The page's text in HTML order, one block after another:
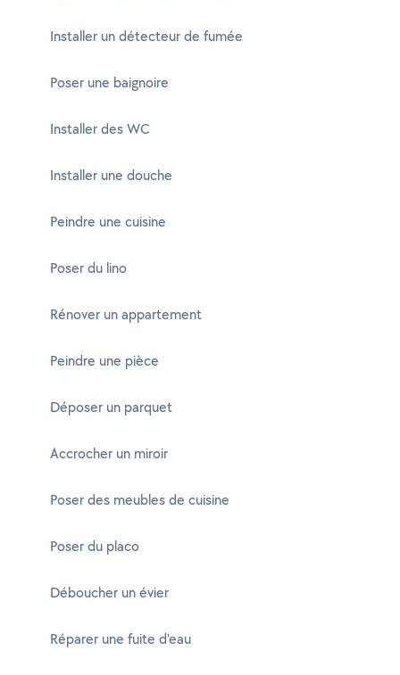
Installer un détecteur de fumée
Poser une baignoire
Installer des WC
Installer une douche
Peindre une cuisine
Poser du lino
Rénover un appartement
Peindre une pièce
Déposer un parquet
Accrocher un miroir
Poser des meubles de cuisine
Poser du placo
Déboucher un évier
Réparer une fuite d'eau